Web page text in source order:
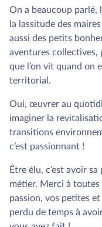
On a beaucoup parlé,
la lassitude des
aussi des petits
aventures collectives,
que l’on vit quand on
territorial.
Oui, œuvrer au
imaginer la
transitions
c’est passionnant !
Être élu, c’est avoir
métier. Merci à
passion, vos petites et
perdu de temps à